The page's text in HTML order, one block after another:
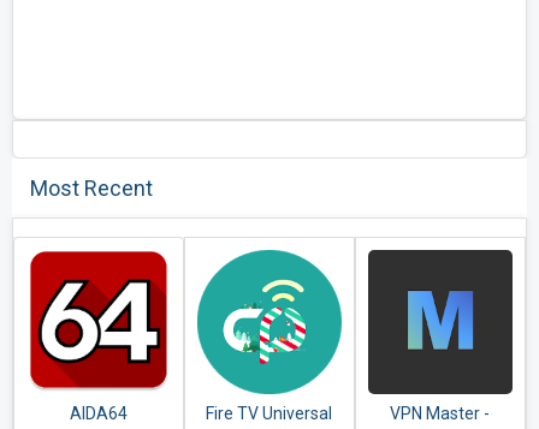
Most Recent
AIDA64
Fire TV Universal
VPN Master -